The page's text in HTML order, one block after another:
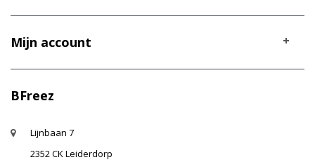
Mijn account
BFreez
Lijnbaan 7
2352 CK Leiderdorp